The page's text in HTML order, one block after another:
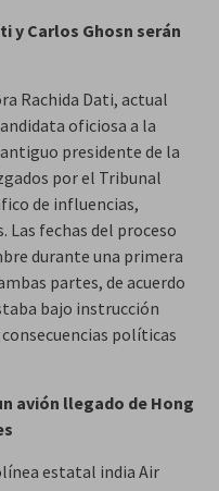
y Carlos Ghosn serán
Rachida Dati, actual
oficiosa a la
presidente de la
por el Tribunal
de influencias,
Las fechas del proceso
durante una primera
partes, de acuerdo
bajo instrucción
políticas
avión llegado de Hong
estatal india Air